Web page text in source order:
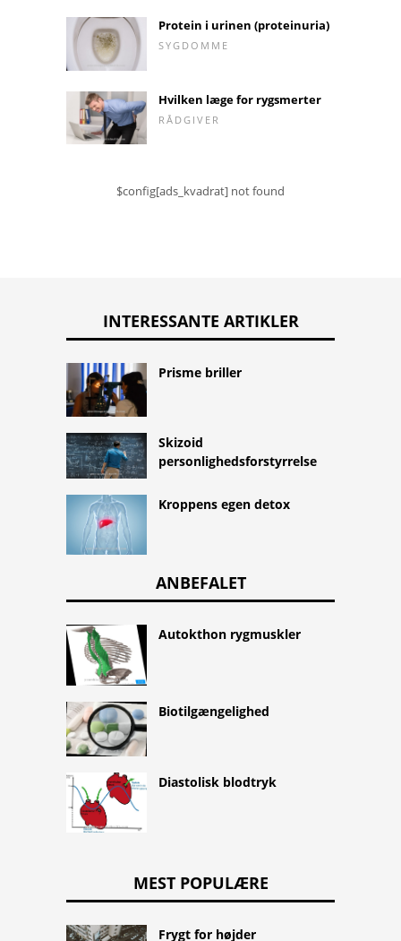
Protein i urinen (proteinuria)
SYGDOMME
Hvilken læge for rygsmerter
RÅDGIVER
$config[ads_kvadrat] not found
INTERESSANTE ARTIKLER
Prisme briller
Skizoid
personlighedsforstyrrelse
Kroppens egen detox
ANBEFALET
Autokthon rygmuskler
Biotilgængelighed
Diastolisk blodtryk
MEST POPULÆRE
Frygt for højder